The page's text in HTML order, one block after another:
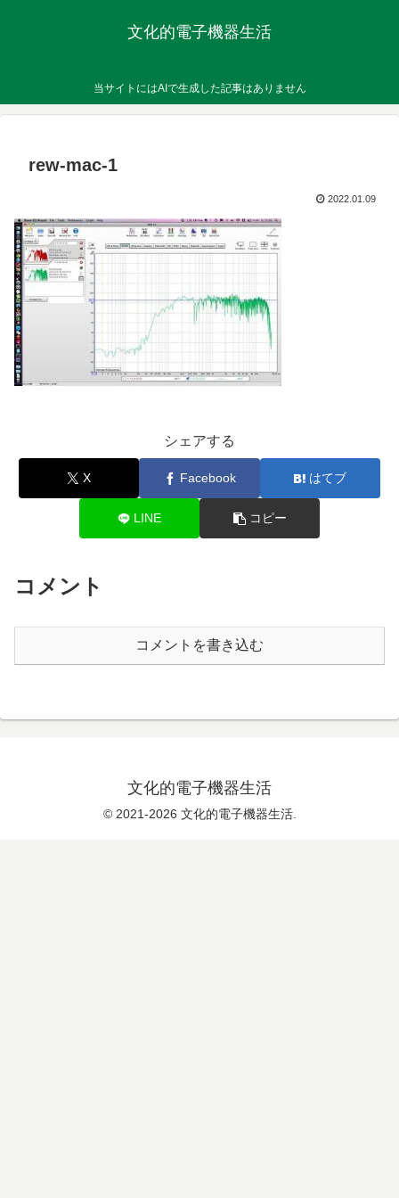
文化的電子機器生活
当サイトにはAIで生成した記事はありません
rew-mac-1
2022.01.09
シェアする
X Facebook はてブ
LINE コピー
コメント
コメントを書き込む
文化的電子機器生活
© 2021-2026 文化的電子機器生活.